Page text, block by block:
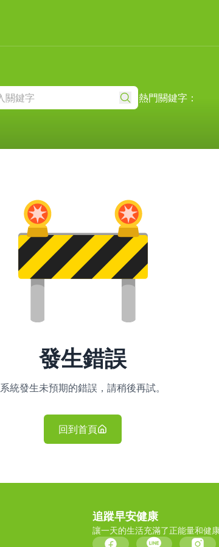
熱門關鍵字：
發生錯誤
系統發生未預期的錯誤，請稍後再試。
回到首頁
追蹤早安健康
讓一天的生活充滿了正能量和健